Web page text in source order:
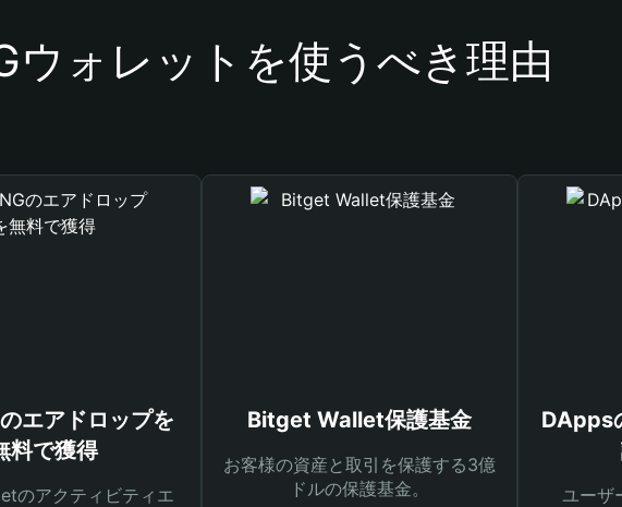
ウォレットを使うべき理由
エアドロップを
料で獲得
のアクティビティエ
Bitget Wallet保護基金
お客様の資産と取引を保護する3億
ドルの保護基金。
DApps
ユーザ